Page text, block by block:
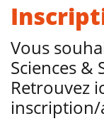
Vous
Sciences &
Retrouvez